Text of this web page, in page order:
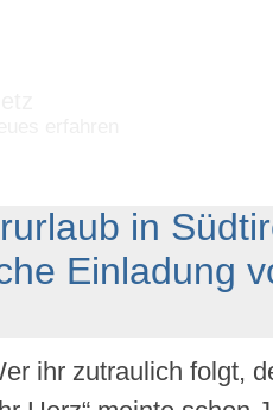
in
Einladung
ihr zutraulich folgt,